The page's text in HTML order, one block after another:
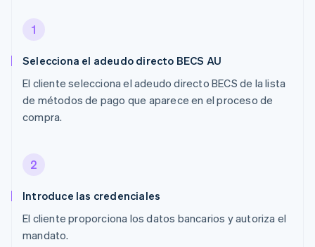
1
Selecciona el adeudo directo BECS AU
El cliente selecciona el adeudo directo BECS de la lista
de métodos de pago que aparece en el proceso de
compra.
2
Introduce las credenciales
El cliente proporciona los datos bancarios y autoriza el
mandato.